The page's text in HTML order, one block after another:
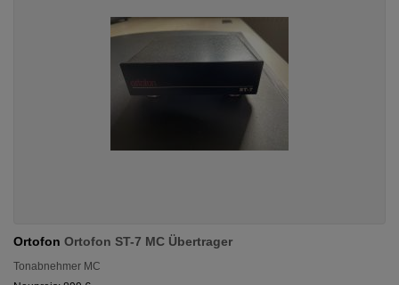
Ortofon Ortofon ST-7 MC Übertrager
Tonabnehmer MC